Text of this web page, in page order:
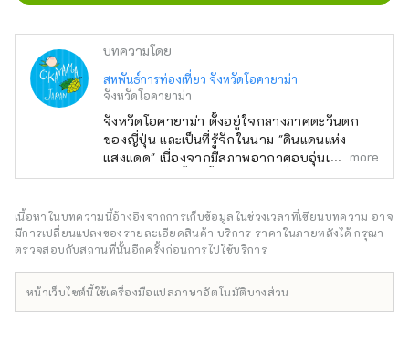
บทความโดย
สหพันธ์การท่องเที่ยว จังหวัดโอคายาม่า
จังหวัดโอคายาม่า
จังหวัดโอคายาม่า ตั้งอยู่ใจกลางภาคตะวันตก
ของญี่ปุ่น และเป็นที่รู้จักในนาม "ดินแดนแห่ง
แสงแดด" เนื่องจากมีสภาพอากาศอบอุ่นและมีฝน
ตกน้อยตลอดทั้งปี ตั้งอยู่ในทำเลที่สะดวกสบาย
ซาก้า และ ฮิโรชิมา! นอกจากนี้ยังเป็นประตูสู่
ชิโกกุผ่าน เซโตะ อีกด้วย โอคายามะยังเป็นที่รู้จัก
ในชื่อ "โอคายาม่า ผลไม้" และผลไม้ที่ได้รับ
คุณภาพสูงสุดในแง่ของความหวาน กลิ่น และ
more
เนื้อหาในบทความนี้อ้างอิงจากการเก็บข้อมูลในช่วงเวลาที่เขียนบทความ อาจ
มีการเปลี่ยนแปลงของรายละเอียดสินค้า บริการ ราคาในภายหลังได้ กรุณา
ตรวจสอบกับสถานที่นั้นอีกครั้งก่อนการไปใช้บริการ
หน้าเว็บไซต์นี้ใช้เครื่องมือแปลภาษาอัตโนมัติบางส่วน